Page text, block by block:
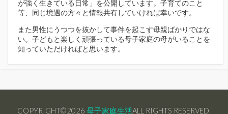
が強く生きている日常」を公開しています。子育てのこと
等、同じ境遇の方々と情報共有していければ幸いです。
また男性にうつつを抜かして事件を起こす母親ばかりではな
い。子どもと楽しく頑張っている母子家庭の母がいることを
知っていただければと思います。
COPYRIGHT©2026 母子家庭生活ALL RIGHTS RESERVED.